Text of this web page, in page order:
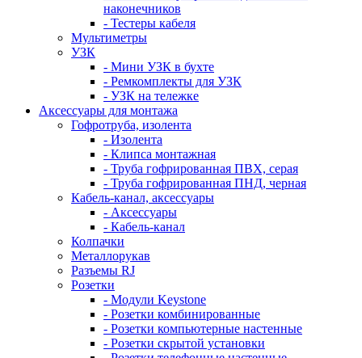
наконечников
- Тестеры кабеля
Мультиметры
УЗК
- Мини УЗК в бухте
- Ремкомплекты для УЗК
- УЗК на тележке
Аксессуары для монтажа
Гофротруба, изолента
- Изолента
- Клипса монтажная
- Труба гофрированная ПВХ, серая
- Труба гофрированная ПНД, черная
Кабель-канал, аксессуары
- Аксессуары
- Кабель-канал
Колпачки
Металлорукав
Разъемы RJ
Розетки
- Модули Keystone
- Розетки комбинированные
- Розетки компьютерные настенные
- Розетки скрытой установки